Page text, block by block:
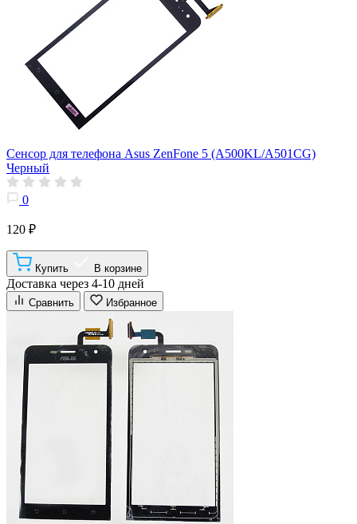
Сенсор для телефона Asus ZenFone 5 (A500KL/A501CG)
Черный
0
120 ₽
Купить В корзине
Доставка через 4-10 дней
Сравнить Избранное